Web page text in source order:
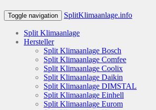
Toggle navigation SplitKlimaanlage.info
Split Klimaanlage
Hersteller
Split Klimaanlage Bosch
Split Klimaanlage Comfee
Split Klimaanlage Coolix
Split Klimaanlage Daikin
Split Klimaanlage DIMSTAL
Split Klimaanlage Einhell
Split Klimaanlage Eurom